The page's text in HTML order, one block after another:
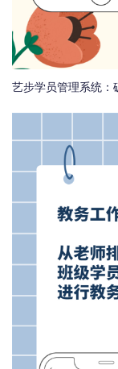
艺步学员管理系统：